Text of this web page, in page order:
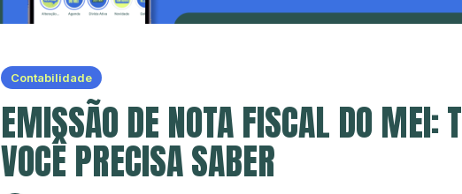
Contabilidade
EMISSÃO DE NOTA FISCAL DO MEI:
VOCÊ PRECISA SABER